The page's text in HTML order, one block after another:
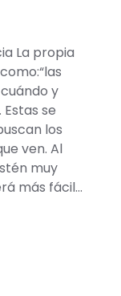
La propia
y
se
los
ven. Al
muy
más fácil…